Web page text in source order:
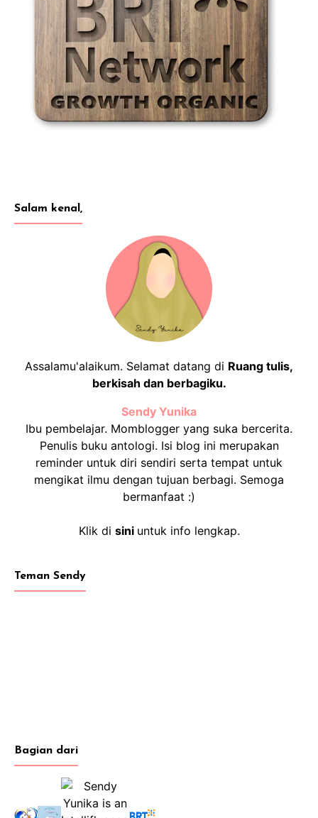
Salam kenal,
Assalamu'alaikum. Selamat datang di Ruang tulis,
berkisah dan berbagiku.
Sendy Yunika
Ibu pembelajar. Momblogger yang suka bercerita.
Penulis buku antologi. Isi blog ini merupakan
reminder untuk diri sendiri serta tempat untuk
mengikat ilmu dengan tujuan berbagi. Semoga
bermanfaat :)
Klik di sini untuk info lengkap.
Teman Sendy
Bagian dari